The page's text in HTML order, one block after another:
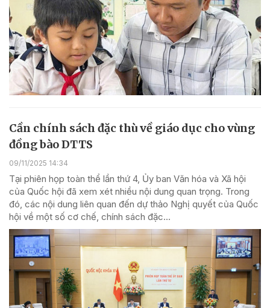
Cần chính sách đặc thù về giáo dục cho vùng
đồng bào DTTS
09/11/2025 14:34
Tại phiên họp toàn thể lần thứ 4, Ủy ban Văn hóa và Xã hội
của Quốc hội đã xem xét nhiều nội dung quan trọng. Trong
đó, các nội dung liên quan đến dự thảo Nghị quyết của Quốc
hội về một số cơ chế, chính sách đặc...